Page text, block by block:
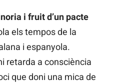
i fruit d’un pacte
els tempos de la
i espanyola.
retarda a consciència
que doni una mica de